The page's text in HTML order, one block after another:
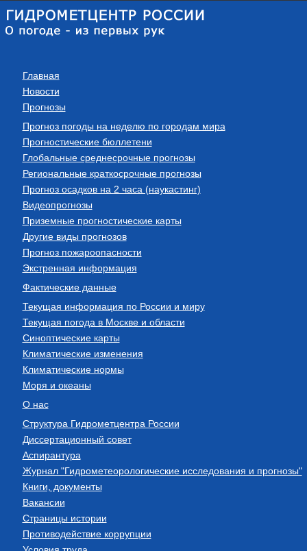
Главная
Новости
Прогнозы
Прогноз погоды на неделю по городам мира
Прогностические бюллетени
Глобальные среднесрочные прогнозы
Региональные краткосрочные прогнозы
Прогноз осадков на 2 часа (наукастинг)
Видеопрогнозы
Приземные прогностические карты
Другие виды прогнозов
Прогноз пожароопасности
Экстренная информация
Фактические данные
Текущая информация по России и миру
Текущая погода в Москве и области
Синоптические карты
Климатические изменения
Климатические нормы
Моря и океаны
О нас
Структура Гидрометцентра России
Диссертационный совет
Аспирантура
Журнал "Гидрометеорологические исследования и прогнозы"
Книги, документы
Вакансии
Страницы истории
Противодействие коррупции